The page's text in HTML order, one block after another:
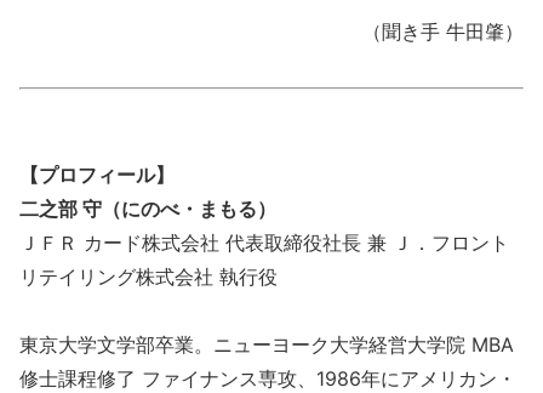
（聞き手 牛田肇）
【プロフィール】
二之部 守（にのべ・まもる）
ＪＦＲ カード株式会社 代表取締役社長 兼 Ｊ．フロント
リテイリング株式会社 執行役
東京大学文学部卒業。ニューヨーク大学経営大学院 MBA
修士課程修了 ファイナンス専攻、1986年にアメリカン・